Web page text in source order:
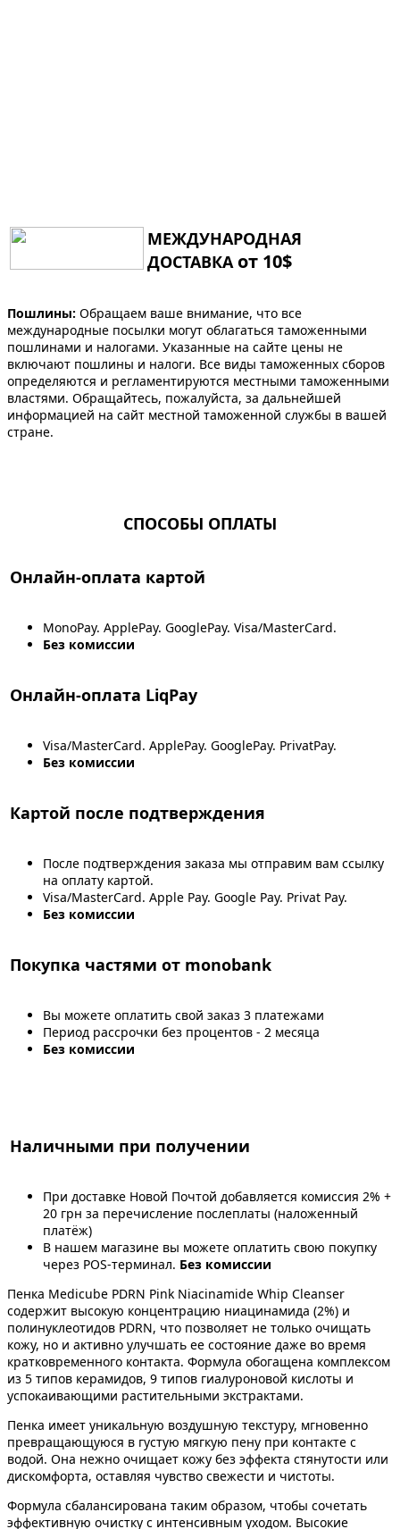
МЕЖДУНАРОДНАЯ
ДОСТАВКА от 10$
Пошлины: Обращаем ваше внимание, что все
международные посылки могут облагаться таможенными
пошлинами и налогами. Указанные на сайте цены не
включают пошлины и налоги. Все виды таможенных сборов
определяются и регламентируются местными таможенными
властями. Обращайтесь, пожалуйста, за дальнейшей
информацией на сайт местной таможенной службы в вашей
стране.
СПОСОБЫ ОПЛАТЫ
Онлайн-оплата картой
MonoPay. ApplePay. GooglePay. Visa/MasterCard.
Без комиссии
Онлайн-оплата LiqPay
Visa/MasterCard. ApplePay. GooglePay. PrivatPay.
Без комиссии
Картой после подтверждения
После подтверждения заказа мы отправим вам ссылку
на оплату картой.
Visa/MasterCard. Apple Pay. Google Pay. Privat Pay.
Без комиссии
Покупка частями от monobank
Вы можете оплатить свой заказ 3 платежами
Период рассрочки без процентов - 2 месяца
Без комиссии
Наличными при получении
При доставке Новой Почтой добавляется комиссия 2% +
20 грн за перечисление послеплаты (наложенный
платёж)
В нашем магазине вы можете оплатить свою покупку
через POS-терминал. Без комиссии
Пенка Medicube PDRN Pink Niacinamide Whip Cleanser
содержит высокую концентрацию ниацинамида (2%) и
полинуклеотидов PDRN, что позволяет не только очищать
кожу, но и активно улучшать ее состояние даже во время
кратковременного контакта. Формула обогащена комплексом
из 5 типов керамидов, 9 типов гиалуроновой кислоты и
успокаивающими растительными экстрактами.
Пенка имеет уникальную воздушную текстуру, мгновенно
превращающуюся в густую мягкую пену при контакте с
водой. Она нежно очищает кожу без эффекта стянутости или
дискомфорта, оставляя чувство свежести и чистоты.
Формула сбалансирована таким образом, чтобы сочетать
эффективную очистку с интенсивным уходом. Высокие